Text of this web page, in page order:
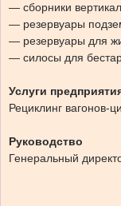
— сборники
— резервуары
— резервуары для
— силосы для
Услуги
Рециклинг вагонов-
Руководство
Генеральный